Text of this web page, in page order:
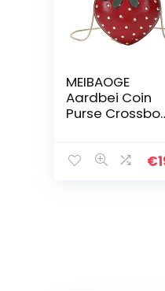
MEIBAOGE
Aardbei Coin
Purse
€